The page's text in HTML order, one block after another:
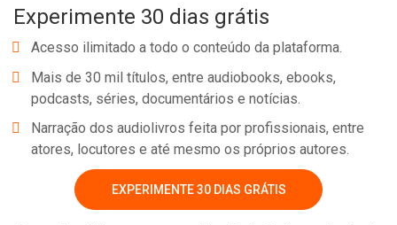
Experimente 30 dias grátis
Acesso ilimitado a todo o conteúdo da plataforma.
Mais de 30 mil títulos, entre audiobooks, ebooks,
podcasts, séries, documentários e notícias.
Narração dos audiolivros feita por profissionais, entre
atores, locutores e até mesmo os próprios autores.
EXPERIMENTE 30 DIAS GRÁTIS